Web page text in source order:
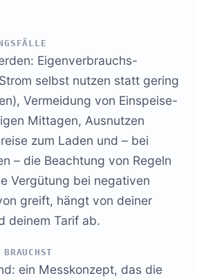
Eigenverbrauchs-
selbst nutzen statt gering
Vermeidung von Einspeise-
Mittagen, Ausnutzen
zum Laden und – bei
– die Beachtung von Regeln
Vergütung bei negativen
greift, hängt von deiner
deinem Tarif ab.
ein Messkonzept, das die